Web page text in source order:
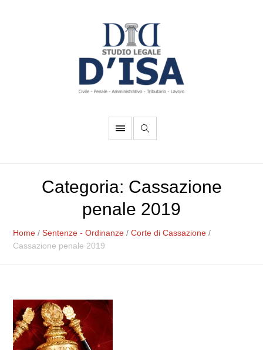
Categoria: Cassazione
penale 2019
Home /Sentenze - Ordinanze /Corte di Cassazione /
Cassazione penale 2019